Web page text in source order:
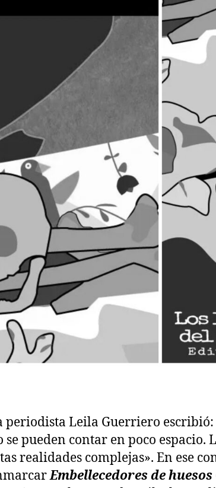
periodista Leila Guerriero
se pueden contar en poco espacio.
realidades complejas». En ese
Embellecedores de huesos